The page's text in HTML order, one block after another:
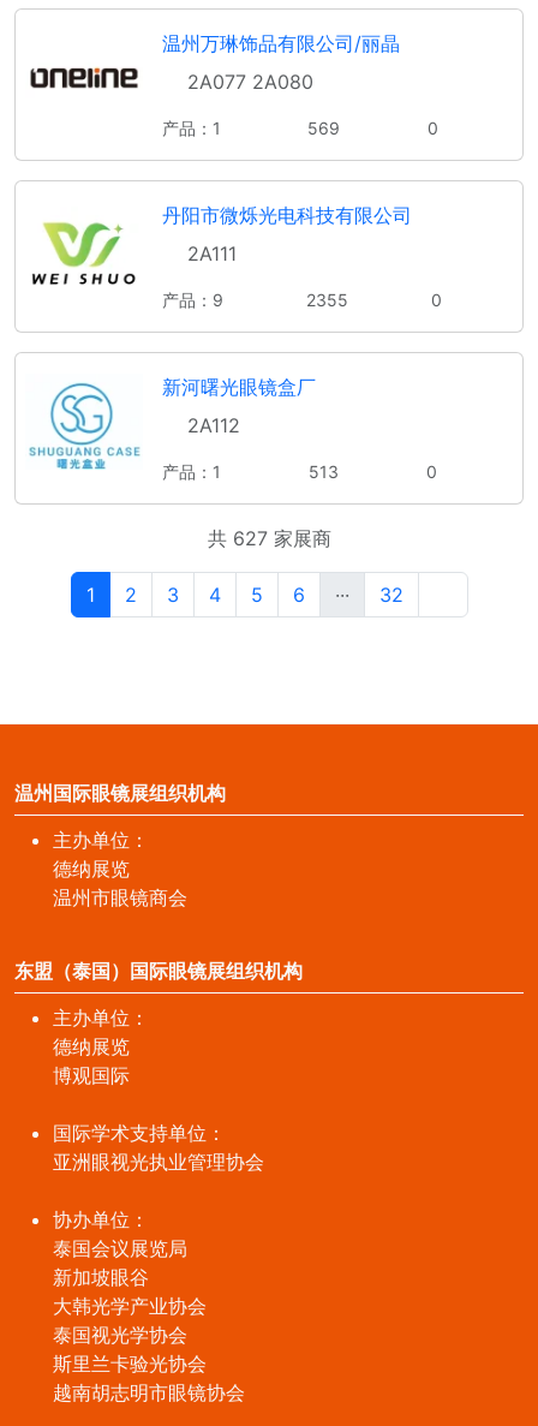
温州万琳饰品有限公司/丽晶
2A077 2A080
产品：1 569 0
丹阳市微烁光电科技有限公司
2A111
产品：9 2355 0
新河曙光眼镜盒厂
2A112
产品：1 513 0
共 627 家展商
1 2 3 4 5 6 ··· 32
温州国际眼镜展组织机构
主办单位：
德纳展览
温州市眼镜商会
东盟（泰国）国际眼镜展组织机构
主办单位：
德纳展览
博观国际
国际学术支持单位：
亚洲眼视光执业管理协会
协办单位：
泰国会议展览局
新加坡眼谷
大韩光学产业协会
泰国视光学协会
斯里兰卡验光协会
越南胡志明市眼镜协会